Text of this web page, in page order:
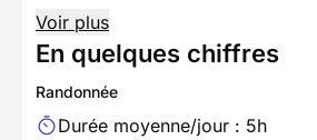
Voir plus
En quelques chiffres
Randonnée
Durée moyenne/jour : 5h